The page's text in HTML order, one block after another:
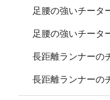
足腰の強いチータ
足腰の強いチータ
長距離ランナーの
長距離ランナーの